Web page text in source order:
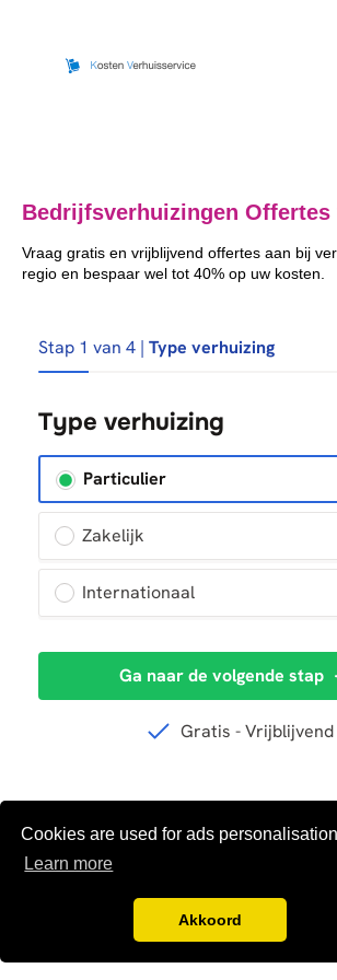
Cookies are used for ads
Learn more
Akkoord
Bedrijfsverhuizingen Offertes
Vraag gratis en vrijblijvend offertes aan bij
regio en bespaar wel tot 40% op uw kosten.